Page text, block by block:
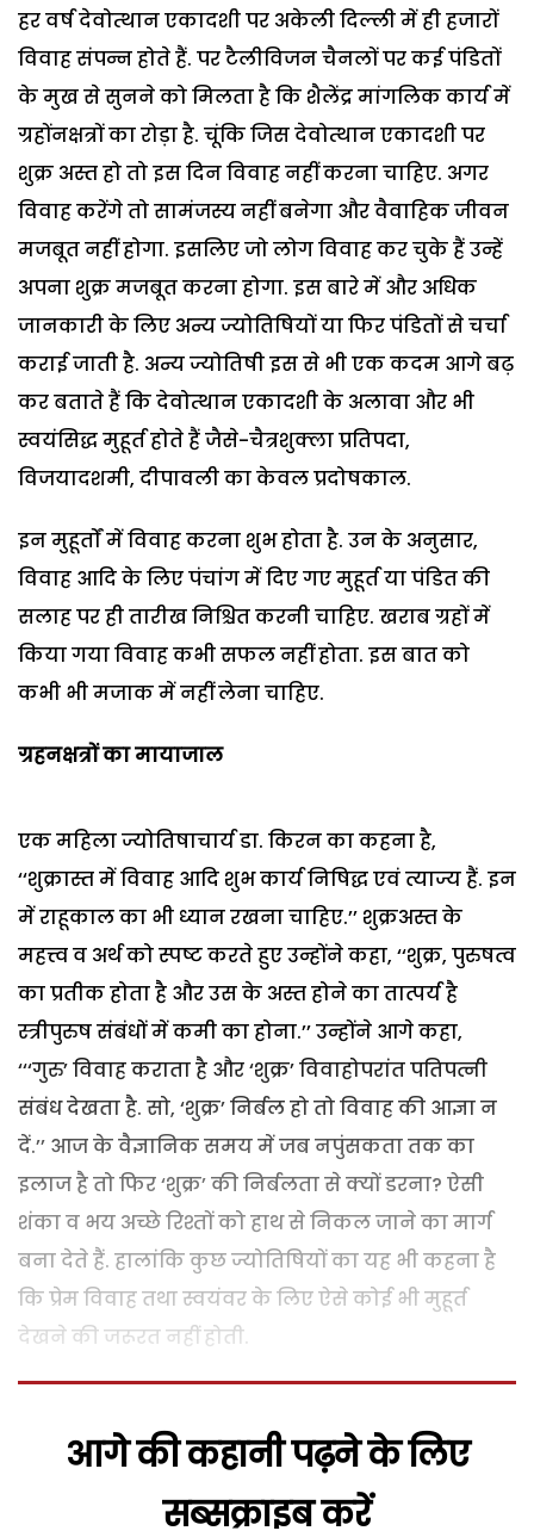
हर वर्ष देवोत्थान एकादशी पर अकेली दिल्ली में ही हजारों
विवाह संपन्न होते हैं. पर टैलीविजन चैनलों पर कई पंडितों
के मुख से सुनने को मिलता है कि शैलेंद्र मांगलिक कार्य में
ग्रहोंनक्षत्रों का रोड़ा है. चूंकि जिस देवोत्थान एकादशी पर
शुक्र अस्त हो तो इस दिन विवाह नहीं करना चाहिए. अगर
विवाह करेंगे तो सामंजस्य नहीं बनेगा और वैवाहिक जीवन
मजबूत नहीं होगा. इसलिए जो लोग विवाह कर चुके हैं उन्हें
अपना शुक्र मजबूत करना होगा. इस बारे में और अधिक
जानकारी के लिए अन्य ज्योतिषियों या फिर पंडितों से चर्चा
कराई जाती है. अन्य ज्योतिषी इस से भी एक कदम आगे बढ़
कर बताते हैं कि देवोत्थान एकादशी के अलावा और भी
स्वयंसिद्ध मुहूर्त होते हैं जैसे-चैत्रशुक्ला प्रतिपदा,
विजयादशमी, दीपावली का केवल प्रदोषकाल.
इन मुहूर्तों में विवाह करना शुभ होता है. उन के अनुसार,
विवाह आदि के लिए पंचांग में दिए गए मुहूर्त या पंडित की
सलाह पर ही तारीख निश्चित करनी चाहिए. खराब ग्रहों में
किया गया विवाह कभी सफल नहीं होता. इस बात को
कभी भी मजाक में नहीं लेना चाहिए.
ग्रहनक्षत्रों का मायाजाल
एक महिला ज्योतिषाचार्य डा. किरन का कहना है,
‘‘शुक्रास्त में विवाह आदि शुभ कार्य निषिद्ध एवं त्याज्य हैं. इन
में राहूकाल का भी ध्यान रखना चाहिए.’’ शुक्रअस्त के
महत्त्व व अर्थ को स्पष्ट करते हुए उन्होंने कहा, ‘‘शुक्र, पुरुषत्व
का प्रतीक होता है और उस के अस्त होने का तात्पर्य है
स्त्रीपुरुष संबंधों में कमी का होना.’’उन्होंने आगे कहा,
‘‘‘गुरु’ विवाह कराता है और ‘शुक्र’ विवाहोपरांत पतिपत्नी
संबंध देखता है. सो, ‘शुक्र’ निर्बल हो तो विवाह की आज्ञा न
दें.’’ आज के वैज्ञानिक समय में जब नपुंसकता तक का
इलाज है तो फिर ‘शुक्र’ की निर्बलता से क्यों डरना? ऐसी
शंका व भय अच्छे रिश्तों को हाथ से निकल जाने का मार्ग
बना देते हैं. हालांकि कुछ ज्योतिषियों का यह भी कहना है
कि प्रेम विवाह तथा स्वयंवर के लिए ऐसे कोई भी मुहूर्त
देखने की जरूरत नहीं होती.
आगे की कहानी पढ़ने के लिए
सब्सक्राइब करें